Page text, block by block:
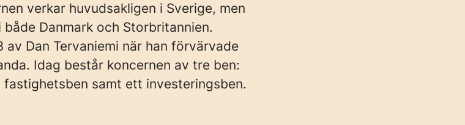
verkar huvudsakligen i Sverige, men
Danmark och Storbritannien.
av Dan Tervaniemi när han förvärvade
Idag består koncernen av tre ben:
samt ett investeringsben.